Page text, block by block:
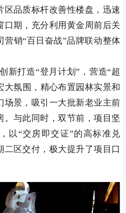
区品质标杆改善性楼盘，迅速
口期，充分利用黄金周前后关
营销“百日奋战”品牌联动整体
新打造“登月计划”，营造“超
大氛围，精心布置园林实景和
场景，吸引一大批新老业主前
。与此同时，双节前，项目坚
以“交房即交证”的高标准兑
二区交付，极大提升了项目口